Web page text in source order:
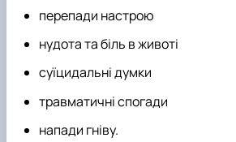
перепади настрою
нудота та біль в животі
суїцидальні думки
травматичні спогади
напади гніву.